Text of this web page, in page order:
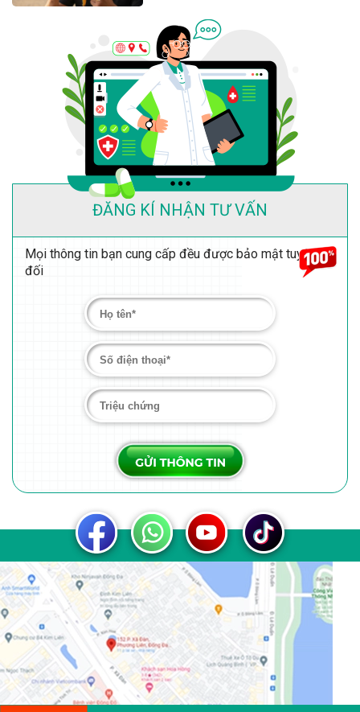
ĐĂNG KÍ NHẬN TƯ VẤN
Mọi thông tin bạn cung cấp đều được bảo mật tuyệt
đối